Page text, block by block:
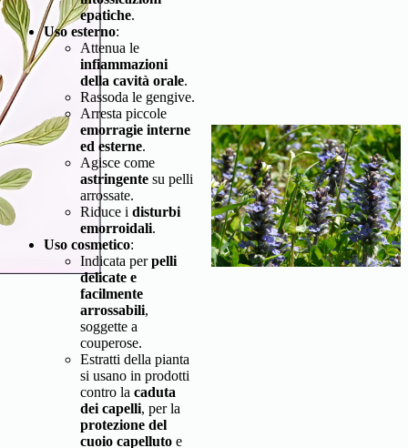
epatiche.
Uso esterno:
Attenua le
infiammazioni
della cavità orale.
Rassoda le gengive.
Arresta piccole
emorragie interne
ed esterne.
Agisce come
astringente su pelli
arrossate.
Riduce i disturbi
emorroidali.
Uso cosmetico:
Indicata perpelli
delicate e
facilmente
arrossabili,
soggette a
couperose.
Estratti della pianta
si usano in prodotti
contro la caduta
dei capelli, per la
protezione del
cuoio capelluto e